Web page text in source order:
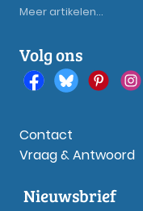
Meer artikelen...
Volg ons
Contact
Vraag & Antwoord
Nieuwsbrief